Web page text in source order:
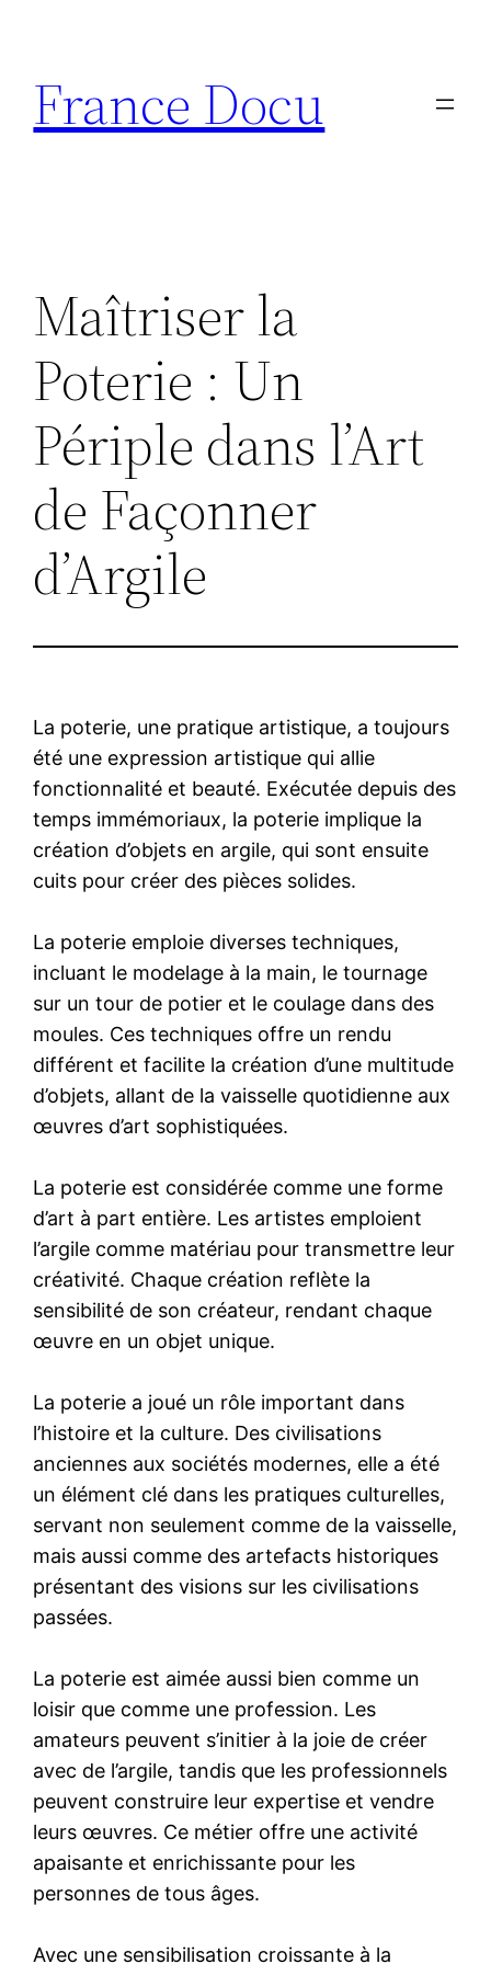
contenu
France Docu
Maîtriser la
Poterie : Un
Périple dans l’Art
de Façonner
d’Argile
La poterie, une pratique artistique, a toujours
été une expression artistique qui allie
fonctionnalité et beauté. Exécutée depuis des
temps immémoriaux, la poterie implique la
création d’objets en argile, qui sont ensuite
cuits pour créer des pièces solides.
La poterie emploie diverses techniques,
incluant le modelage à la main, le tournage
sur un tour de potier et le coulage dans des
moules. Ces techniques offre un rendu
différent et facilite la création d’une multitude
d’objets, allant de la vaisselle quotidienne aux
œuvres d’art sophistiquées.
La poterie est considérée comme une forme
d’art à part entière. Les artistes emploient
l’argile comme matériau pour transmettre leur
créativité. Chaque création reflète la
sensibilité de son créateur, rendant chaque
œuvre en un objet unique.
La poterie a joué un rôle important dans
l’histoire et la culture. Des civilisations
anciennes aux sociétés modernes, elle a été
un élément clé dans les pratiques culturelles,
servant non seulement comme de la vaisselle,
mais aussi comme des artefacts historiques
présentant des visions sur les civilisations
passées.
La poterie est aimée aussi bien comme un
loisir que comme une profession. Les
amateurs peuvent s’initier à la joie de créer
avec de l’argile, tandis que les professionnels
peuvent construire leur expertise et vendre
leurs œuvres. Ce métier offre une activité
apaisante et enrichissante pour les
personnes de tous âges.
Avec une sensibilisation croissante à la